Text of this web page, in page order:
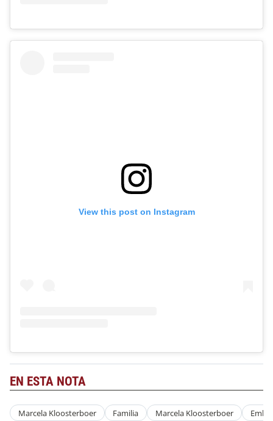
View this post on Instagram
EN ESTA NOTA
Marcela Kloosterboer Familia Marcela Kloosterboer